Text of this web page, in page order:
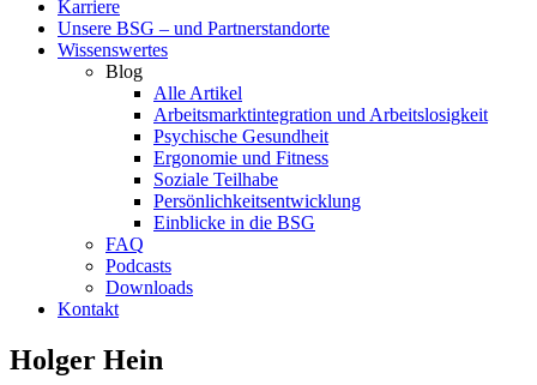
Karriere
Unsere BSG – und Partnerstandorte
Wissenswertes
Blog
Alle Artikel
Arbeitsmarktintegration und Arbeitslosigkeit
Psychische Gesundheit
Ergonomie und Fitness
Soziale Teilhabe
Persönlichkeitsentwicklung
Einblicke in die BSG
FAQ
Podcasts
Downloads
Kontakt
Holger Hein